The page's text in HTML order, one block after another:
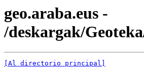
geo.araba.eus -
/deskargak/
[Al directorio principal]